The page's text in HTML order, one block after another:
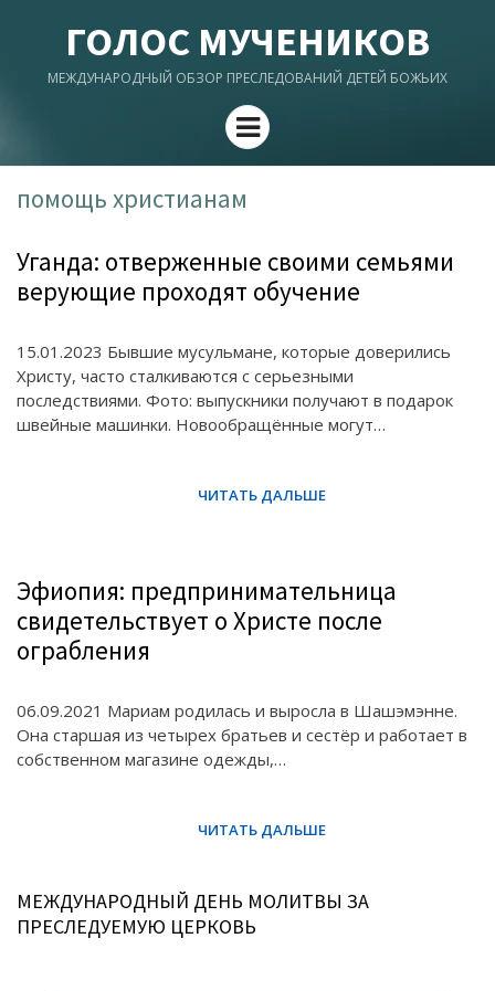
ГОЛОС МУЧЕНИКОВ
МЕЖДУНАРОДНЫЙ ОБЗОР ПРЕСЛЕДОВАНИЙ ДЕТЕЙ БОЖЬИХ
Menu
помощь христианам
Уганда: отверженные своими семьями
верующие проходят обучение
15.01.2023 Бывшие мусульмане, которые доверились
Христу, часто сталкиваются с серьезными
последствиями. Фото: выпускники получают в подарок
швейные машинки. Новообращённые могут…
Эфиопия: предпринимательница
свидетельствует о Христе после
ограбления
06.09.2021 Мариам родилась и выросла в Шашэмэнне.
Она старшая из четырех братьев и сестёр и работает в
собственном магазине одежды,…
МЕЖДУНАРОДНЫЙ ДЕНЬ МОЛИТВЫ ЗА
ПРЕСЛЕДУЕМУЮ ЦЕРКОВЬ